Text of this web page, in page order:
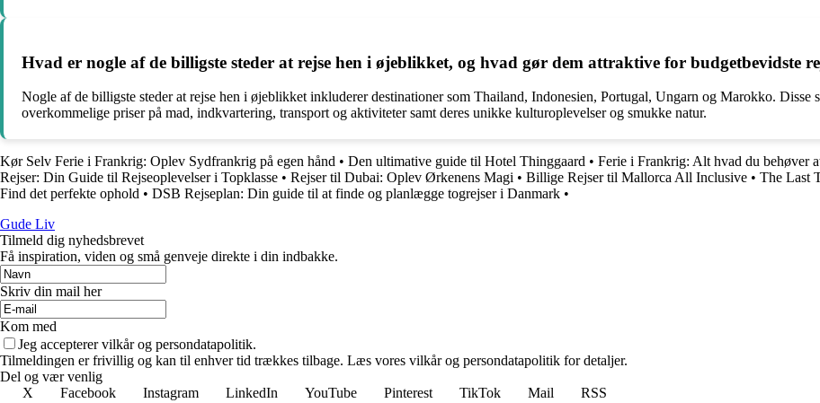
Hvad er nogle af de billigste steder at rejse hen i øjeblikket, og hvad gør dem attraktive for budgetbevidste
Nogle af de billigste steder at rejse hen i øjeblikket inkluderer destinationer som Thailand, Indonesien, Portugal, Ungarn og Marokko. Disse
overkommelige priser på mad, indkvartering, transport og aktiviteter samt deres unikke kulturoplevelser og smukke natur.
Kør Selv Ferie i Frankrig: Oplev Sydfrankrig på egen hånd • Den ultimative guide til Hotel Thinggaard • Ferie i Frankrig: Alt hvad du behøver
Rejser: Din Guide til Rejseoplevelser i Topklasse • Rejser til Dubai: Oplev Ørkenens Magi • Billige Rejser til Mallorca All Inclusive • The Last
Find det perfekte ophold • DSB Rejseplan: Din guide til at finde og planlægge togrejser i Danmark •
Gude Liv
Tilmeld dig nyhedsbrevet
Få inspiration, viden og små genveje direkte i din indbakke.
Skriv din mail her
Kom med
Jeg accepterer vilkår og persondatapolitik.
Tilmeldingen er frivillig og kan til enhver tid trækkes tilbage. Læs vores vilkår og persondatapolitik for detaljer.
Del og vær venlig
X
Facebook Instagram LinkedIn YouTube Pinterest TikTok Mail RSS